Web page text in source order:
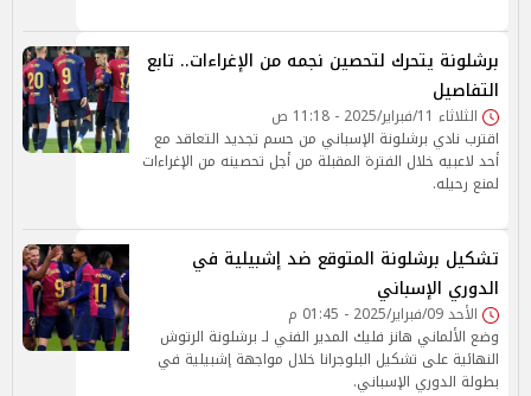
برشلونة يتحرك لتحصين نجمه من الإغراءات.. تابع
التفاصيل
الثلاثاء 11/فبراير/2025 - 11:18 ص
اقترب نادي برشلونة الإسباني من حسم تجديد التعاقد مع
أحد لاعبيه خلال الفترة المقبلة من أجل تحصينه من الإغراءات
لمنع رحيله.
تشكيل برشلونة المتوقع ضد إشبيلية في
الدوري الإسباني
الأحد 09/فبراير/2025 - 01:45 م
وضع الألماني هانز فليك المدير الفني لـ برشلونة الرتوش
النهائية على تشكيل البلوجرانا خلال مواجهة إشبيلية في
بطولة الدوري الإسباني.